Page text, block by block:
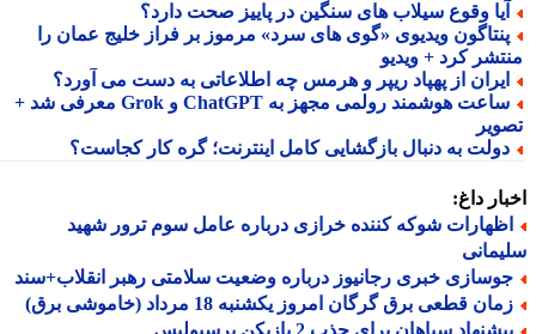
وقوع سیلاب های سنگین در پاییز صحت دارد؟
ویدیوی «گوی های سرد» مرموز بر فراز خلیج عمان را
کرد + ویدیو
از پهپاد ریپر و هرمس چه اطلاعاتی به دست می آورد؟
ساعت هوشمند رولمی مجهز به ChatGPT و Grok معرفی شد +
به دنبال بازگشایی کامل اینترنت؛ گره کار کجاست؟
داغ:
شوکه کننده خرازی درباره عامل سوم ترور شهید
خبری رجانیوز درباره وضعیت سلامتی رهبر انقلاب+سند
قطعی برق گرگان امروز یکشنبه 18 مرداد (خاموشی برق)